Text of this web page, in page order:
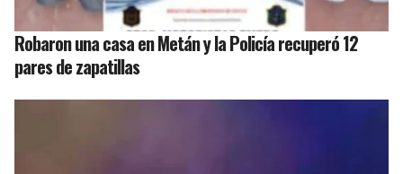
Robaron una casa en Metán y la Policía recuperó 12
pares de zapatillas